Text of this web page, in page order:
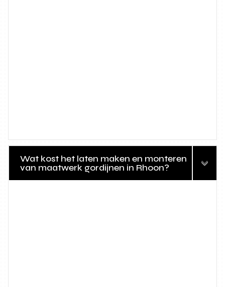
Wat kost het laten maken en monteren
van maatwerk gordijnen in Rhoon?